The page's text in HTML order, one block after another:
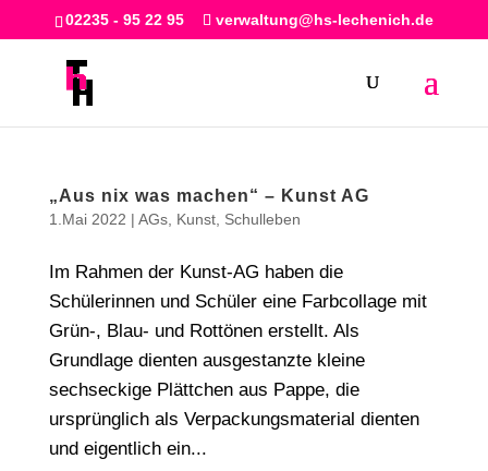
02235 - 95 22 95 verwaltung@hs-lechenich.de
„Aus nix was machen“ – Kunst AG
1.Mai 2022 | AGs, Kunst, Schulleben
Im Rahmen der Kunst-AG haben die
Schülerinnen und Schüler eine Farbcollage mit
Grün-, Blau- und Rottönen erstellt. Als
Grundlage dienten ausgestanzte kleine
sechseckige Plättchen aus Pappe, die
ursprünglich als Verpackungsmaterial dienten
und eigentlich ein...